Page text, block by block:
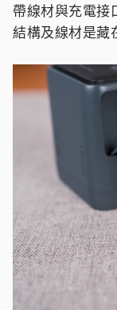
帶線材與充電接
結構及線材是藏